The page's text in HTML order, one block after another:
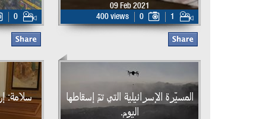
09 Feb 2021
400 views
0 1
0
المسيّرة الإسرائيلية التي تمّ إسقاطها
اليوم.
سلامة: